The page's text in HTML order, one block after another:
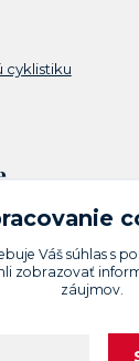
cyklistiku
Váš súhlas s
zobrazovať
záujmov.